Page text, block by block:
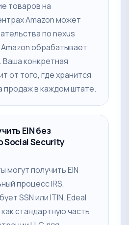
товаров на
Amazon может
по nexus
обрабатывает
конкретная
от того, где хранится
продаж в каждом штате.
EIN без
Social Security
могут получить EIN
процесс IRS,
SSN или ITIN. Edeal
стандартную часть